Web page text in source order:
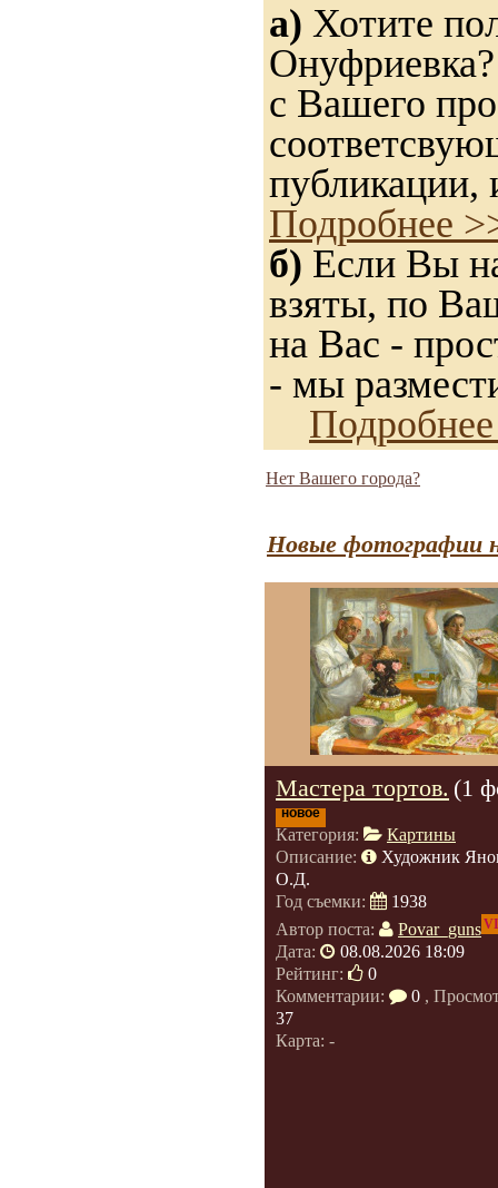
а) Хотите
с Вашего
публикации,
Подробнее
б) Если Вы
взяты, по
на Вас -
- мы
Нет Вашего города?
Новые фотографии
Мастера тортов. (1
новое
Категория:
Картины
Описание:
Художник
О.Д.
Год съемки:
1938
Автор поста:
Povar_guns
Дата:
08.08.2026 18:09
Рейтинг:
0
Комментарии:
0 ,
37
Карта: -